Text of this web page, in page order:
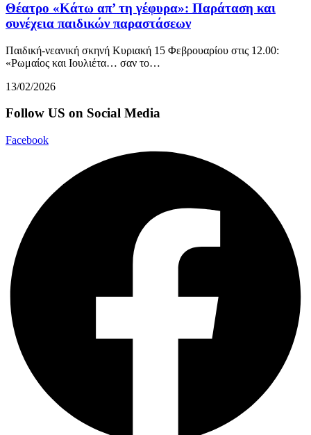
Θέατρο «Κάτω απ’ τη γέφυρα»: Παράταση και
συνέχεια παιδικών παραστάσεων
Παιδική-νεανική σκηνή Κυριακή 15 Φεβρουαρίου στις 12.00:
«Ρωμαίος και Ιουλιέτα… σαν το…
13/02/2026
Follow US on Social Media
Facebook